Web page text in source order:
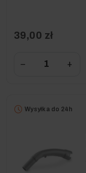
39,00 zł
− +
Wysyłka do 24h